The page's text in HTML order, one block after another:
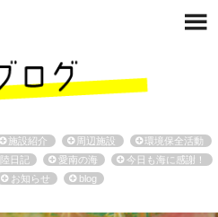
施設紹介 周辺施設
環境保全活動
陸日記 愛南の海
今日も海に感謝！
お知らせ blog